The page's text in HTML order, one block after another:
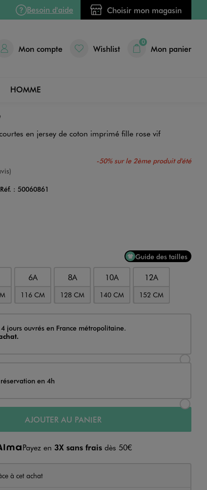
Besoin d'aide Choisir mon magasin
Mon compte Wishlist
0
Mon panier
HOMME
en jersey de coton imprimé fille rose vif
-50% sur le 2ème produit d'été
Réf. : 50060861
Guide des tailles
6A
116 CM
8A
128 CM
10A
140 CM
12A
152 CM
jours ouvrés en France métropolitaine.
en 4h
AJOUTER AU PANIER
Payez en 3X sans fraisdès 50€
à cet achat